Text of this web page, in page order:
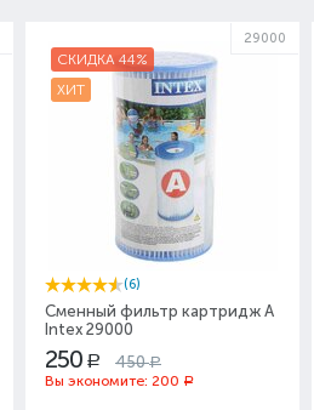
СКИДКА 44%
ХИТ
29000
(6)
Сменный фильтр картридж A
Intex 29000
250 Р 450 Р
Вы экономите: 200 Р